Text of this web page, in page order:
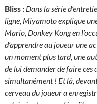
Bliss : Dans la série
ligne, Miyamoto explique
Mario, Donkey Kong en
d’apprendre au joueur une
un moment plus tard, une
de lui demander de faire ces
simultanément ! Et là,
cerveau du joueur a